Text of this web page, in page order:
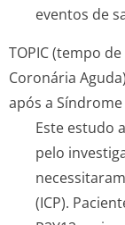
eventos de
TOPIC (tempo
Coronária Aguda)
após a
Este estudo
pelo
(ICP).